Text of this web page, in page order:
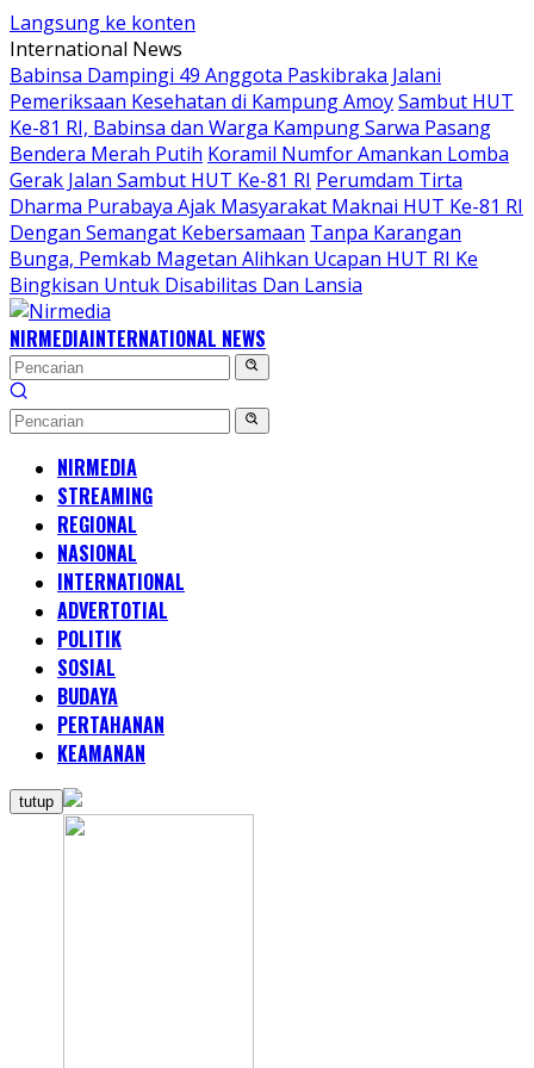
Langsung ke konten
International News
Babinsa Dampingi 49 Anggota Paskibraka Jalani
Pemeriksaan Kesehatan di Kampung AmoySambut HUT
Ke-81 RI, Babinsa dan Warga Kampung Sarwa Pasang
Bendera Merah Putih Koramil Numfor Amankan Lomba
Gerak Jalan Sambut HUT Ke-81 RI Perumdam Tirta
Dharma Purabaya Ajak Masyarakat Maknai HUT Ke-81 RI
Dengan Semangat Kebersamaan Tanpa Karangan
Bunga, Pemkab Magetan Alihkan Ucapan HUT RI Ke
Bingkisan Untuk Disabilitas Dan Lansia
NIRMEDIAINTERNATIONAL NEWS
NIRMEDIA
STREAMING
REGIONAL
NASIONAL
INTERNATIONAL
ADVERTOTIAL
POLITIK
SOSIAL
BUDAYA
PERTAHANAN
KEAMANAN
tutup